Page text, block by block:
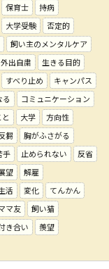
保育士
持病
大学受験
否定的
飼い主のメンタルケア
外出自粛
生きる目的
すべり止め
キャンパス
コミュニケーション
大学
方向性
芻
胸がふさがる
手 止められない
反省
望
解雇
活 変化
てんかん
マ友
飼い猫
き合い
羨望